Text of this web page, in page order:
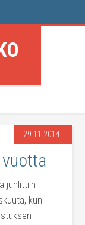
29.11.2014
juhlittiin
kun